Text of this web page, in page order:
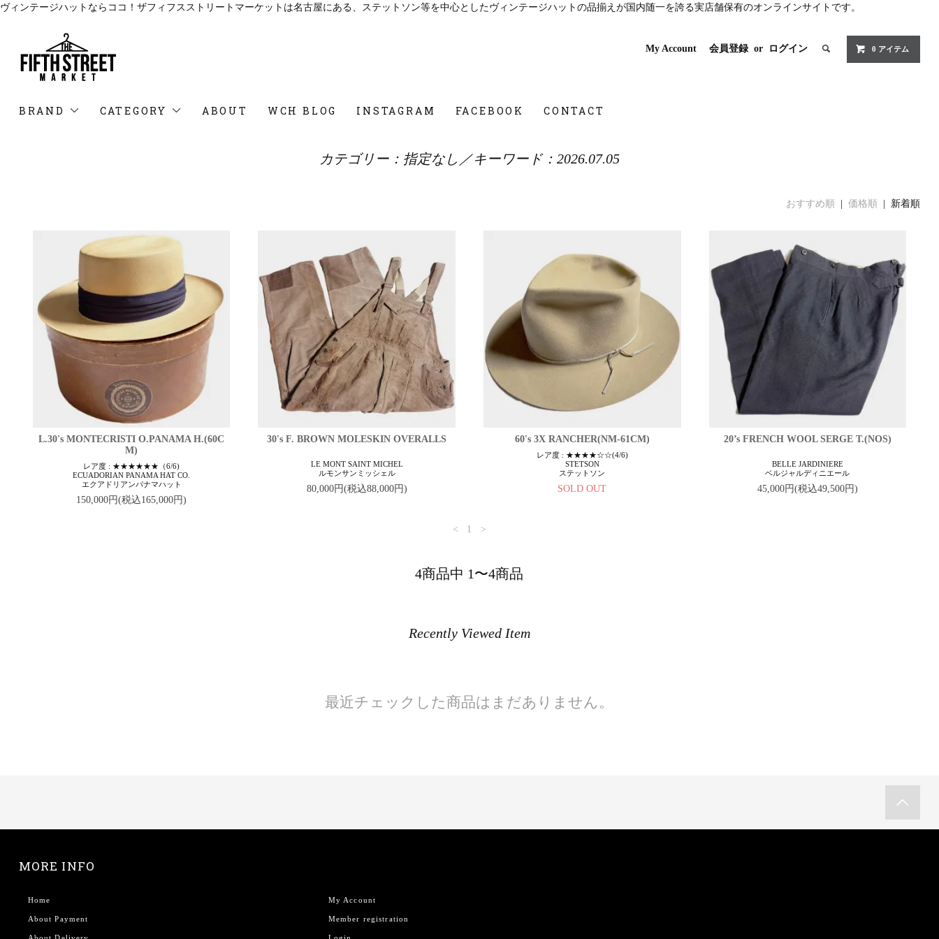
ヴィンテージハットならココ！ザフィフスストリートマーケットは名古屋にある、ステットソン等を中心としたヴィンテージハットの品揃えが国内随一を誇る実店舗保有のオンラインサイトです。
My Account 会員登録 or ログイン 0 アイテム
BRAND CATEGORY ABOUT WCH BLOG INSTAGRAM FACEBOOK CONTACT
カテゴリー：指定なし／キーワード：2026.07.05
おすすめ順 |価格順 | 新着順
L.30's MONTECRISTI O.PANAMA H.(60C
M)
レア度 : ★★★★★★（6/6)
ECUADORIAN PANAMA HAT CO.
エクアドリアンパナマハット
150,000円(税込165,000円)
30's F. BROWN MOLESKIN OVERALLS
LE MONT SAINT MICHEL
ルモンサンミッシェル
80,000円(税込88,000円)
60's 3X RANCHER(NM-61CM)
レア度 : ★★★★☆☆(4/6)
STETSON
ステットソン
SOLD OUT
20’s FRENCH WOOL SERGE T.(NOS)
BELLE JARDINIERE
ベルジャルディニエール
45,000円(税込49,500円)
< 1 >
4商品中 1〜4商品
Recently Viewed Item
最近チェックした商品はまだありません。
MORE INFO
Home
About Payment
My Account
Member registration